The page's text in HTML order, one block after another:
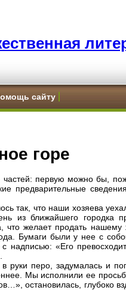
сайту
горе
частей: первую можно бы,
предварительные
так, что наши хозяева
из ближайшего городка
желает продать нашему
Бумаги были у нее с
надписью: «Его
руки перо, задумалась и
Мы исполнили ее
остановилась, глубоко